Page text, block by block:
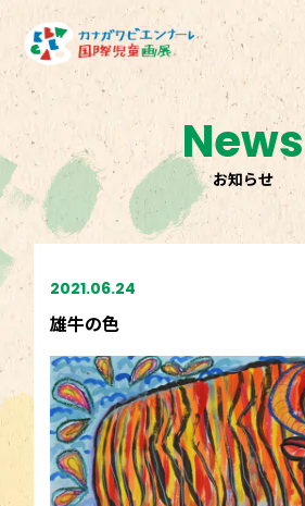
News
お知らせ
2021.06.24
雄牛の色